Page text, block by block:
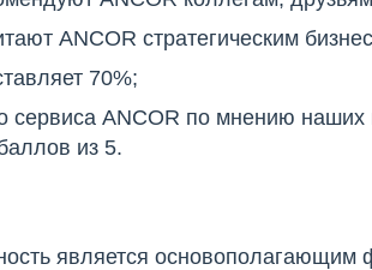
ANCOR стратегическим
70%;
сервиса ANCOR по мнению наших
из 5.
является